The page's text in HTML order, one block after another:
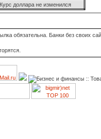
Курс доллара не изменился
обязательна. Банки без своих